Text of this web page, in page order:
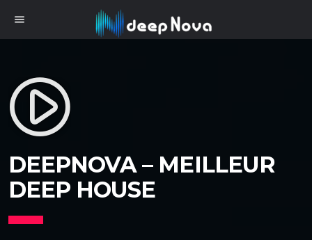
menu
play_circle_filled
DEEPNOVA – MEILLEUR
DEEP HOUSE